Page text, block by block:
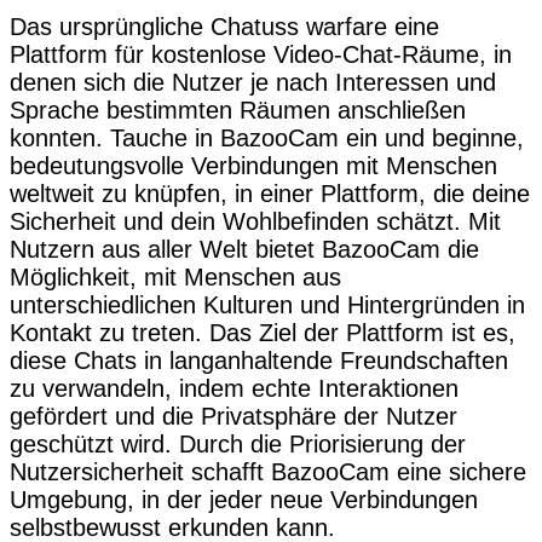
Das ursprüngliche Chatuss warfare eine
Plattform für kostenlose Video-Chat-Räume, in
denen sich die Nutzer je nach Interessen und
Sprache bestimmten Räumen anschließen
konnten. Tauche in BazooCam ein und beginne,
bedeutungsvolle Verbindungen mit Menschen
weltweit zu knüpfen, in einer Plattform, die deine
Sicherheit und dein Wohlbefinden schätzt. Mit
Nutzern aus aller Welt bietet BazooCam die
Möglichkeit, mit Menschen aus
unterschiedlichen Kulturen und Hintergründen in
Kontakt zu treten. Das Ziel der Plattform ist es,
diese Chats in langanhaltende Freundschaften
zu verwandeln, indem echte Interaktionen
gefördert und die Privatsphäre der Nutzer
geschützt wird. Durch die Priorisierung der
Nutzersicherheit schafft BazooCam eine sichere
Umgebung, in der jeder neue Verbindungen
selbstbewusst erkunden kann.